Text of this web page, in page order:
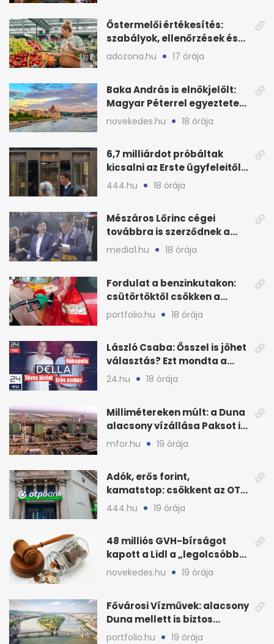
Őstermelői értékesítés:
szabályok, ellenőrzések és
bírságok a nyáron
adozona.hu 17 órája
Baka András is elnökjelölt:
Magyar Péterrel egyeztetett
a Tisza Pártban
novekedes.hu 18 órája
6,7 milliárdot próbáltak
kicsalni az Erste ügyfeleitől
az első félévben
444.hu 18 órája
Mészáros Lőrinc cégei
továbbra is szerződnek a
közmédiával
media1.hu 18 órája
Fordulat a benzinkutakon:
csütörtöktől csökken a
benzin nagykerára
portfolio.hu 18 órája
László Csaba: Ősszel is jöhet
választás? Ezt mondta a
Dellában
24.hu 18 órája
Millimétereken múlt: a Duna
alacsony vízállása Paksot is
veszélyeztette
mfor.hu 19 órája
Adók, erős forint,
kamatstop: csökkent az OTP
eredménye
444.hu 19 órája
48 milliós GVH-bírságot
kapott a Lidl a „legolcsóbb”
állítás miatt
novekedes.hu 19 órája
Fővárosi Vízművek: alacsony
Duna mellett is biztos
Budapest ivóvize
portfolio.hu 19 órája